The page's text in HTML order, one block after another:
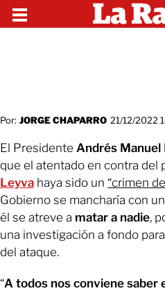
Por: JORGE CHAPARRO 21/12/2022
El Presidente Andrés Manuel
que el atentado en contra del
Leyva haya sido un “crimen
Gobierno se mancharía con
él se atreve a matar a nadie,
una investigación a fondo
del ataque.
“A todos nos conviene saber